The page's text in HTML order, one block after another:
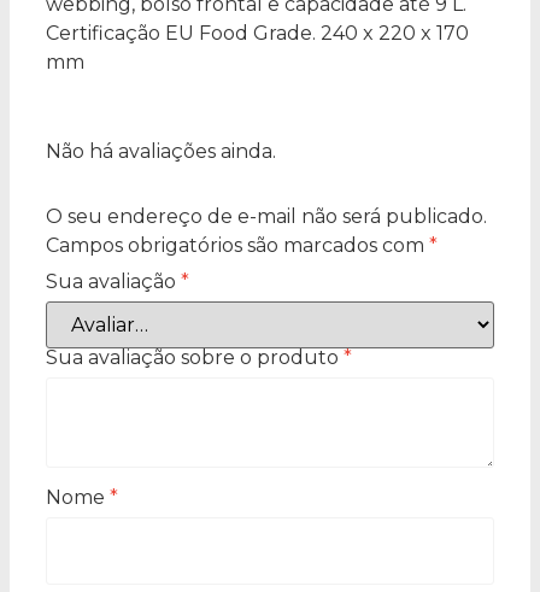
Certificação EU Food Grade. 240 x 220 x 170
mm
Não há avaliações ainda.
O seu endereço de e-mail não será publicado.
Campos obrigatórios são marcados com *
Sua avaliação *
Sua avaliação sobre o produto *
Nome *